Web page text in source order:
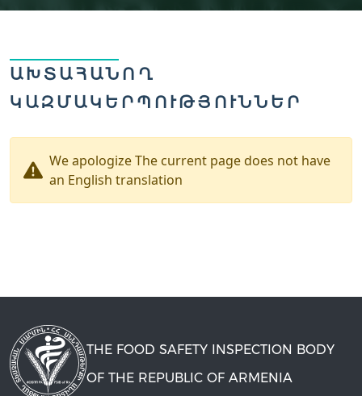
ԱԽՏԱՀԱՆՈՂ
ԿԱԶՄԱԿԵՐՊՈՒԹՅՈՒՆՆԵՐ
We apologize The current page does not have
an English translation
THE FOOD SAFETY INSPECTION BODY
OF THE REPUBLIC OF ARMENIA